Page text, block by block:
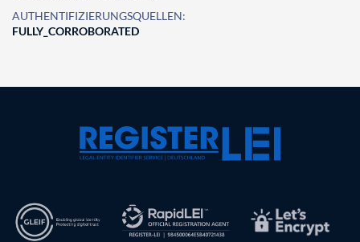
AUTHENTIFIZIERUNGSQUELLEN:
FULLY_CORROBORATED